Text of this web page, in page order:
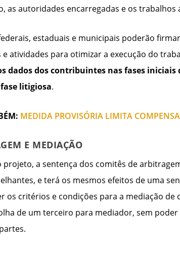
as autoridades encarregadas e os trabalhos
estaduais e municipais poderão
atividades para otimizar a execução do
dados dos contribuintes nas fases
litigiosa.
MEDIDA PROVISÓRIA LIMITA
E MEDIAÇÃO
projeto, a sentença dos comitês de
e terá os mesmos efeitos de uma
os critérios e condições para a mediação
de um terceiro para mediador, sem